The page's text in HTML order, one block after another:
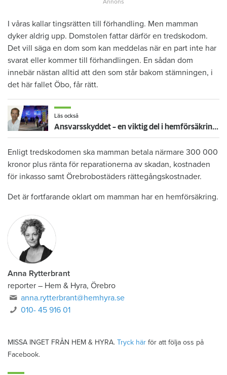
I våras kallar tingsrätten till förhandling. Men mamman
dyker aldrig upp. Domstolen fattar därför en tredskodom.
Det vill säga en dom som kan meddelas när en part inte har
svarat eller kommer till förhandlingen. En sådan dom
innebär nästan alltid att den som står bakom stämningen, i
det här fallet Öbo, får rätt.
Läs också
Ansvarsskyddet – en viktig del i hemförsäkringen
Enligt tredskodomen ska mamman betala närmare 300 000
kronor plus ränta för reparationerna av skadan, kostnaden
för inkasso samt Örebrobostäders rättegångskostnader.
Det är fortfarande oklart om mamman har en hemförsäkring.
Anna Rytterbrant
reporter – Hem & Hyra, Örebro
anna.rytterbrant@hemhyra.se
010- 45 916 01
MISSA INGET FRÅN HEM & HYRA. Tryck här för att följa oss på
Facebook.